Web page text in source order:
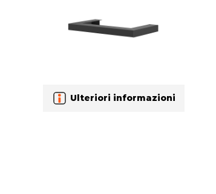
Ulteriori informazioni